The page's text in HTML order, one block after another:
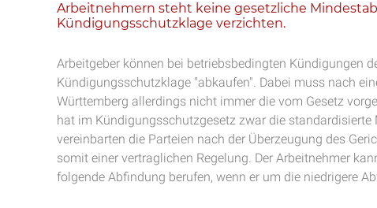
Arbeitnehmern steht keine gesetzliche
Kündigungsschutzklage verzichten.
Arbeitgeber können bei betriebsbedingten Kündigungen
Kündigungsschutzklage "abkaufen". Dabei muss nach
Württemberg allerdings nicht immer die vom Gesetz
hat im Kündigungsschutzgesetz zwar die
vereinbarten die Parteien nach der Überzeugung des
somit einer vertraglichen Regelung. Der Arbeitnehmer
folgende Abfindung berufen, wenn er um die niedrigere